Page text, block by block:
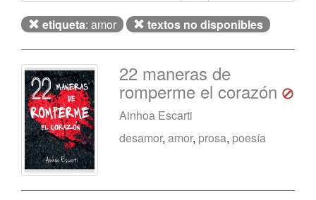
etiqueta: amor textos no disponibles
22 maneras de
romperme el corazón
Ainhoa Escarti
desamor,amor, prosa, poesía